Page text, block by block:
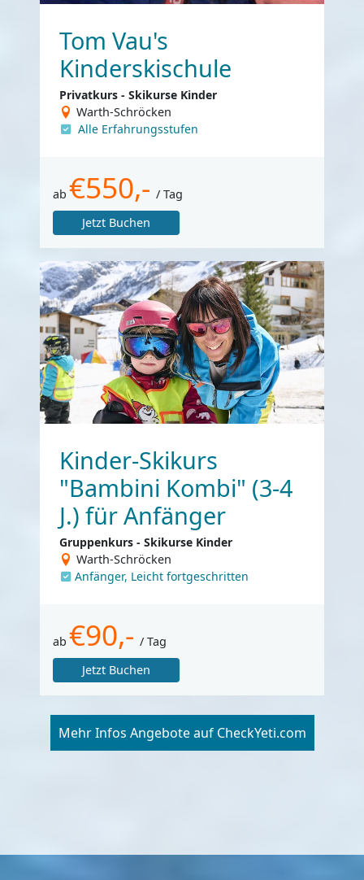
Tom Vau's
Kinderskischule
Privatkurs - Skikurse Kinder
Warth-Schröcken
Alle Erfahrungsstufen
ab €550,- / Tag
Jetzt Buchen
Kinder-Skikurs
"Bambini Kombi" (3-4
J.) für Anfänger
Gruppenkurs - Skikurse Kinder
Warth-Schröcken
Anfänger, Leicht fortgeschritten
ab €90,- / Tag
Jetzt Buchen
Mehr Infos Angebote auf CheckYeti.com